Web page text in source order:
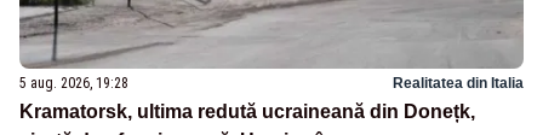
5 aug. 2026, 19:28 Realitatea din Italia
Kramatorsk, ultima redută ucraineană din Donețk,